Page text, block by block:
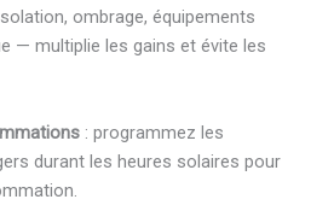
ombrage, équipements
— multiplie les gains et évite les
: programmez les
durant les heures solaires pour